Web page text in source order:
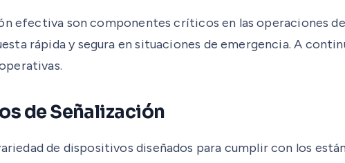
efectiva son componentes críticos en las operaciones
rápida y segura en situaciones de emergencia. A
de Señalización
de dispositivos diseñados para cumplir con los